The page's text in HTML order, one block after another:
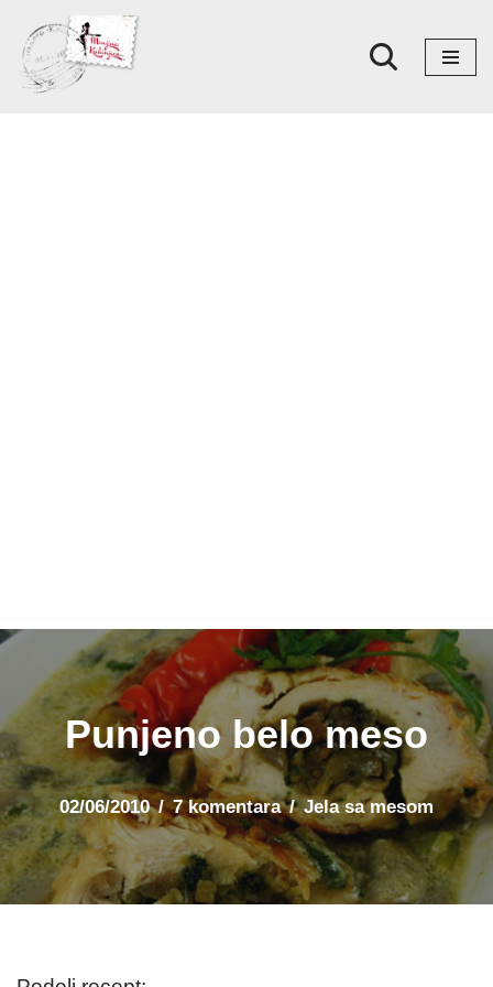
Skoči
na
Punjeno belo meso
02/06/2010 7 komentara Jela sa mesom